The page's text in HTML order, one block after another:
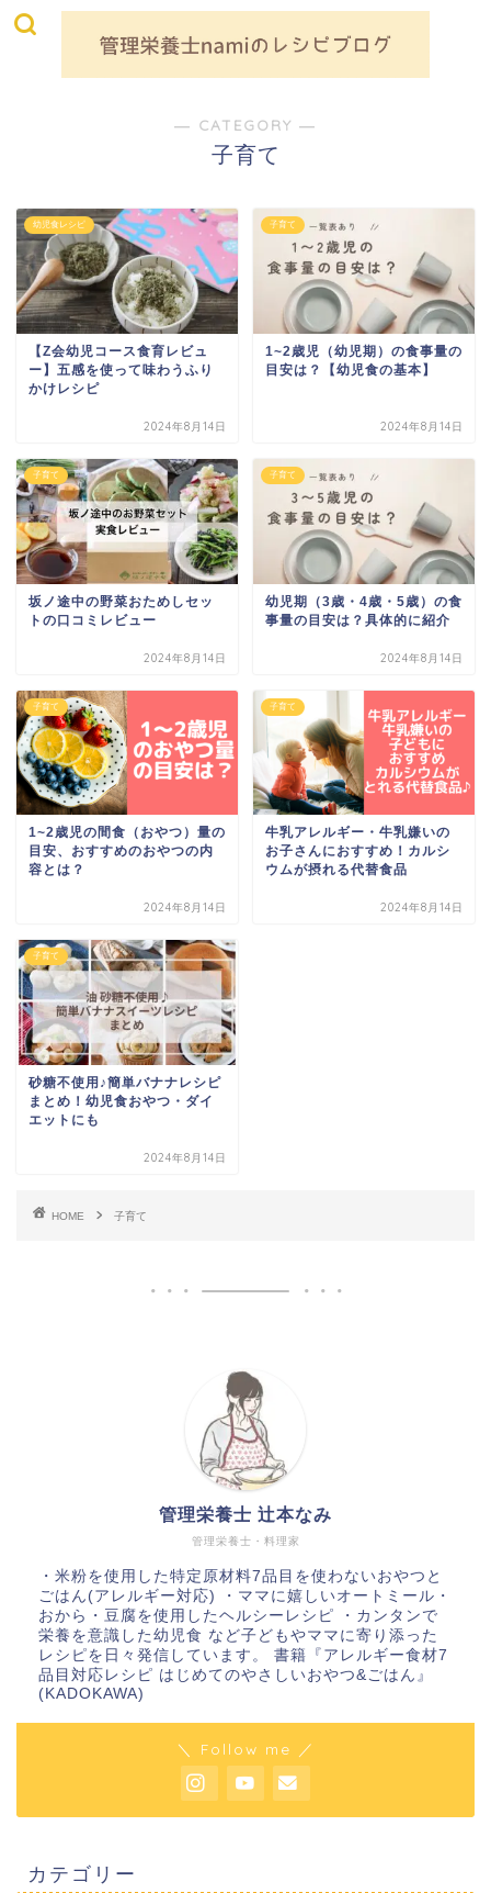
― CATEGORY ―
子育て
幼児食レシピ
【Z会幼児コース食育レビュ
ー】五感を使って味わうふり
かけレシピ
2024年8月14日
子育て
1~2歳児（幼児期）の食事量の
目安は？【幼児食の基本】
2024年8月14日
子育て
坂ノ途中の野菜おためしセッ
トの口コミレビュー
2024年8月14日
子育て
幼児期（3歳・4歳・5歳）の食
事量の目安は？具体的に紹介
2024年8月14日
子育て
1~2歳児の間食（おやつ）量の
目安、おすすめのおやつの内
容とは？
2024年8月14日
子育て
牛乳アレルギー・牛乳嫌いの
お子さんにおすすめ！カルシ
ウムが摂れる代替食品
2024年8月14日
子育て
砂糖不使用♪簡単バナナレシピ
まとめ！幼児食おやつ・ダイ
エットにも
2024年8月14日
HOME 子育て
管理栄養士・料理家
管理栄養士 辻本なみ
・米粉を使用した特定原材料7品目を使わないおやつと
ごはん(アレルギー対応) ・ママに嬉しいオートミール・
おから・豆腐を使用したヘルシーレシピ ・カンタンで
栄養を意識した幼児食 など子どもやママに寄り添った
レシピを日々発信しています。 書籍『アレルギー食材7
品目対応レシピ はじめてのやさしいおやつ&ごはん』
(KADOKAWA)
＼ Follow me ／
カテゴリー